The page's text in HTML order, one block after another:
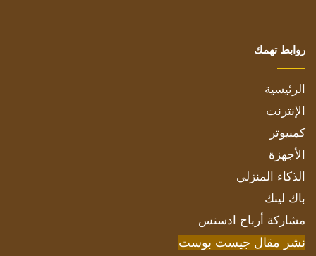
روابط تهمك
الرئيسية
الإنترنت
كمبيوتر
الأجهزة
الذكاء المنزلي
باك لينك
مشاركة أرباح ادسنس
نشر مقال جيست بوست